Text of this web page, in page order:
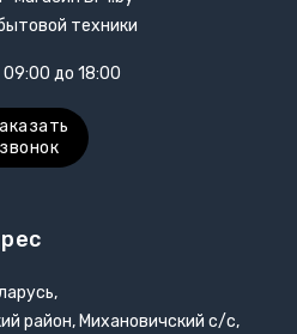
техники
до 18:00
звонок
район, Михановичский с/с,